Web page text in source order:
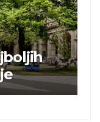
VIKEND FERMARKET
Turska
turista